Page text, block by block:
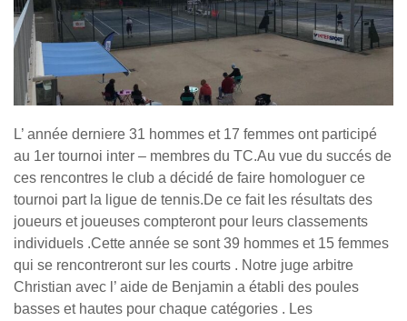
L’ année derniere 31 hommes et 17 femmes ont participé
au 1er tournoi inter – membres du TC.Au vue du succés de
ces rencontres le club a décidé de faire homologuer ce
tournoi part la ligue de tennis.De ce fait les résultats des
joueurs et joueuses compteront pour leurs classements
individuels .Cette année se sont 39 hommes et 15 femmes
qui se rencontreront sur les courts . Notre juge arbitre
Christian avec l’ aide de Benjamin a établi des poules
basses et hautes pour chaque catégories . Les